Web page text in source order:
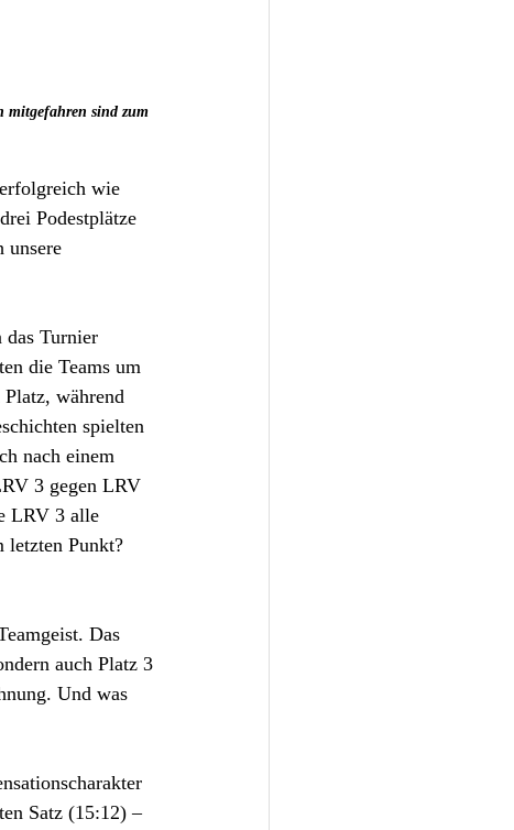
mitgefahren sind zum
wie
Podestplätze
unsere
Turnier
die Teams um
während
spielten
nach einem
3 gegen LRV
LRV 3 alle
letzten Punkt?
Das
auch Platz 3
Und was
Satz (15:12) –